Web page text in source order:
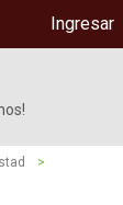
Ingresar
>